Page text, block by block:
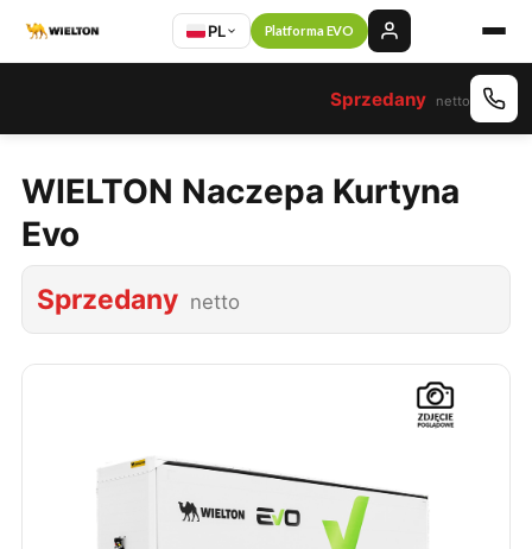
PL Platforma EVO
Sprzedany netto
WIELTON Naczepa Kurtyna
Evo
Sprzedany netto